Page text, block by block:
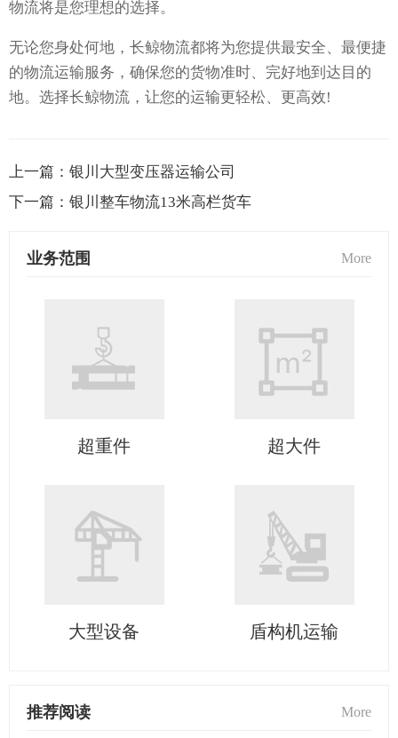
物流将是您理想的选择。
无论您身处何地，长鲸物流都将为您提供最安全、最便捷
的物流运输服务，确保您的货物准时、完好地到达目的
地。选择长鲸物流，让您的运输更轻松、更高效!
上一篇： 银川大型变压器运输公司
下一篇： 银川整车物流13米高栏货车
业务范围 More
超重件 超大件
大型设备 盾构机运输
推荐阅读 More